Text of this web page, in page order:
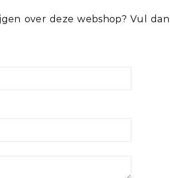
over deze webshop? Vul dan